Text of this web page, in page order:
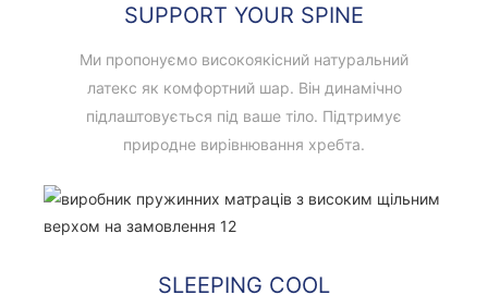
SUPPORT YOUR SPINE
Ми пропонуємо високоякісний натуральний
латекс як комфортний шар. Він динамічно
підлаштовується під ваше тіло. Підтримує
природне вирівнювання хребта.
SLEEPING COOL